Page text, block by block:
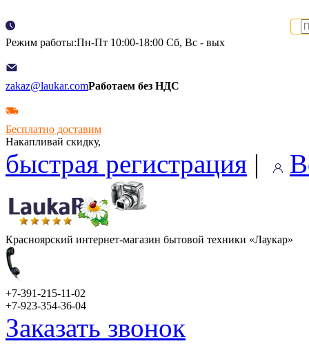
Режим работы:Пн-Пт 10:00-18:00 Сб, Вс - вых
zakaz@laukar.comРаботаем без НДС
Бесплатно доставим
Накапливай скидку,
быстрая регистрация |
Красноярский интернет-магазин бытовой техники «Лаукар»
+7-391-215-11-02
+7-923-354-36-04
Заказать звонок